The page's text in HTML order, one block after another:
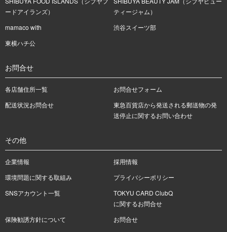
ードアイランズ）
ティージャム）
mamaco with
渋谷スイーツ部
東横ハチ公
お問合せ
各店舗住所一覧
お問合せフォーム
配送状況お問合せ
東急百貨店から発送される郵送物の発
送停止に関するお問い合わせ
その他
企業情報
採用情報
環境問題に関する取組み
プライバシーポリシー
SNSアカウント一覧
TOKYU CARD ClubQ
に関するお問合せ
保険勧誘方針について
お問合せ